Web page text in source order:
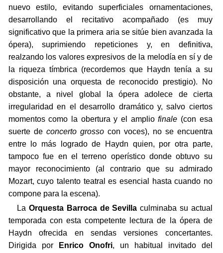
nuevo estilo, evitando superficiales ornamentaciones,
desarrollando el recitativo acompañado (es muy
significativo que la primera aria se sitúe bien avanzada la
ópera), suprimiendo repeticiones y, en definitiva,
realzando los valores expresivos de la melodía en sí y de
la riqueza tímbrica (recordemos que Haydn tenía a su
disposición una orquesta de reconocido prestigio). No
obstante, a nivel global la ópera adolece de cierta
irregularidad en el desarrollo dramático y, salvo ciertos
momentos como la obertura y el ampliofinale (con esa
suerte de concerto grossocon voces), no se encuentra
entre lo más logrado de Haydn quien, por otra parte,
tampoco fue en el terreno operístico donde obtuvo su
mayor reconocimiento (al contrario que su admirado
Mozart, cuyo talento teatral es esencial hasta cuando no
compone para la escena).
La Orquesta Barroca de Sevilla culminaba su actual
temporada con esta competente lectura de la ópera de
Haydn ofrecida en sendas versiones concertantes.
Dirigida por
Enrico Onofri, un habitual invitado del